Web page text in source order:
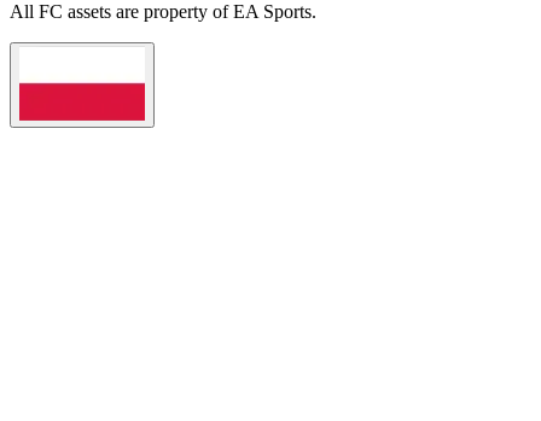
All FC assets are property of EA Sports.